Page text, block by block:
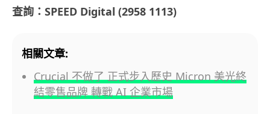
查詢：SPEED Digital (2958 1113)
相關文章:
Crucial 不做了 正式步入歷史 Micron 美光終
結零售品牌 轉戰 AI 企業市場